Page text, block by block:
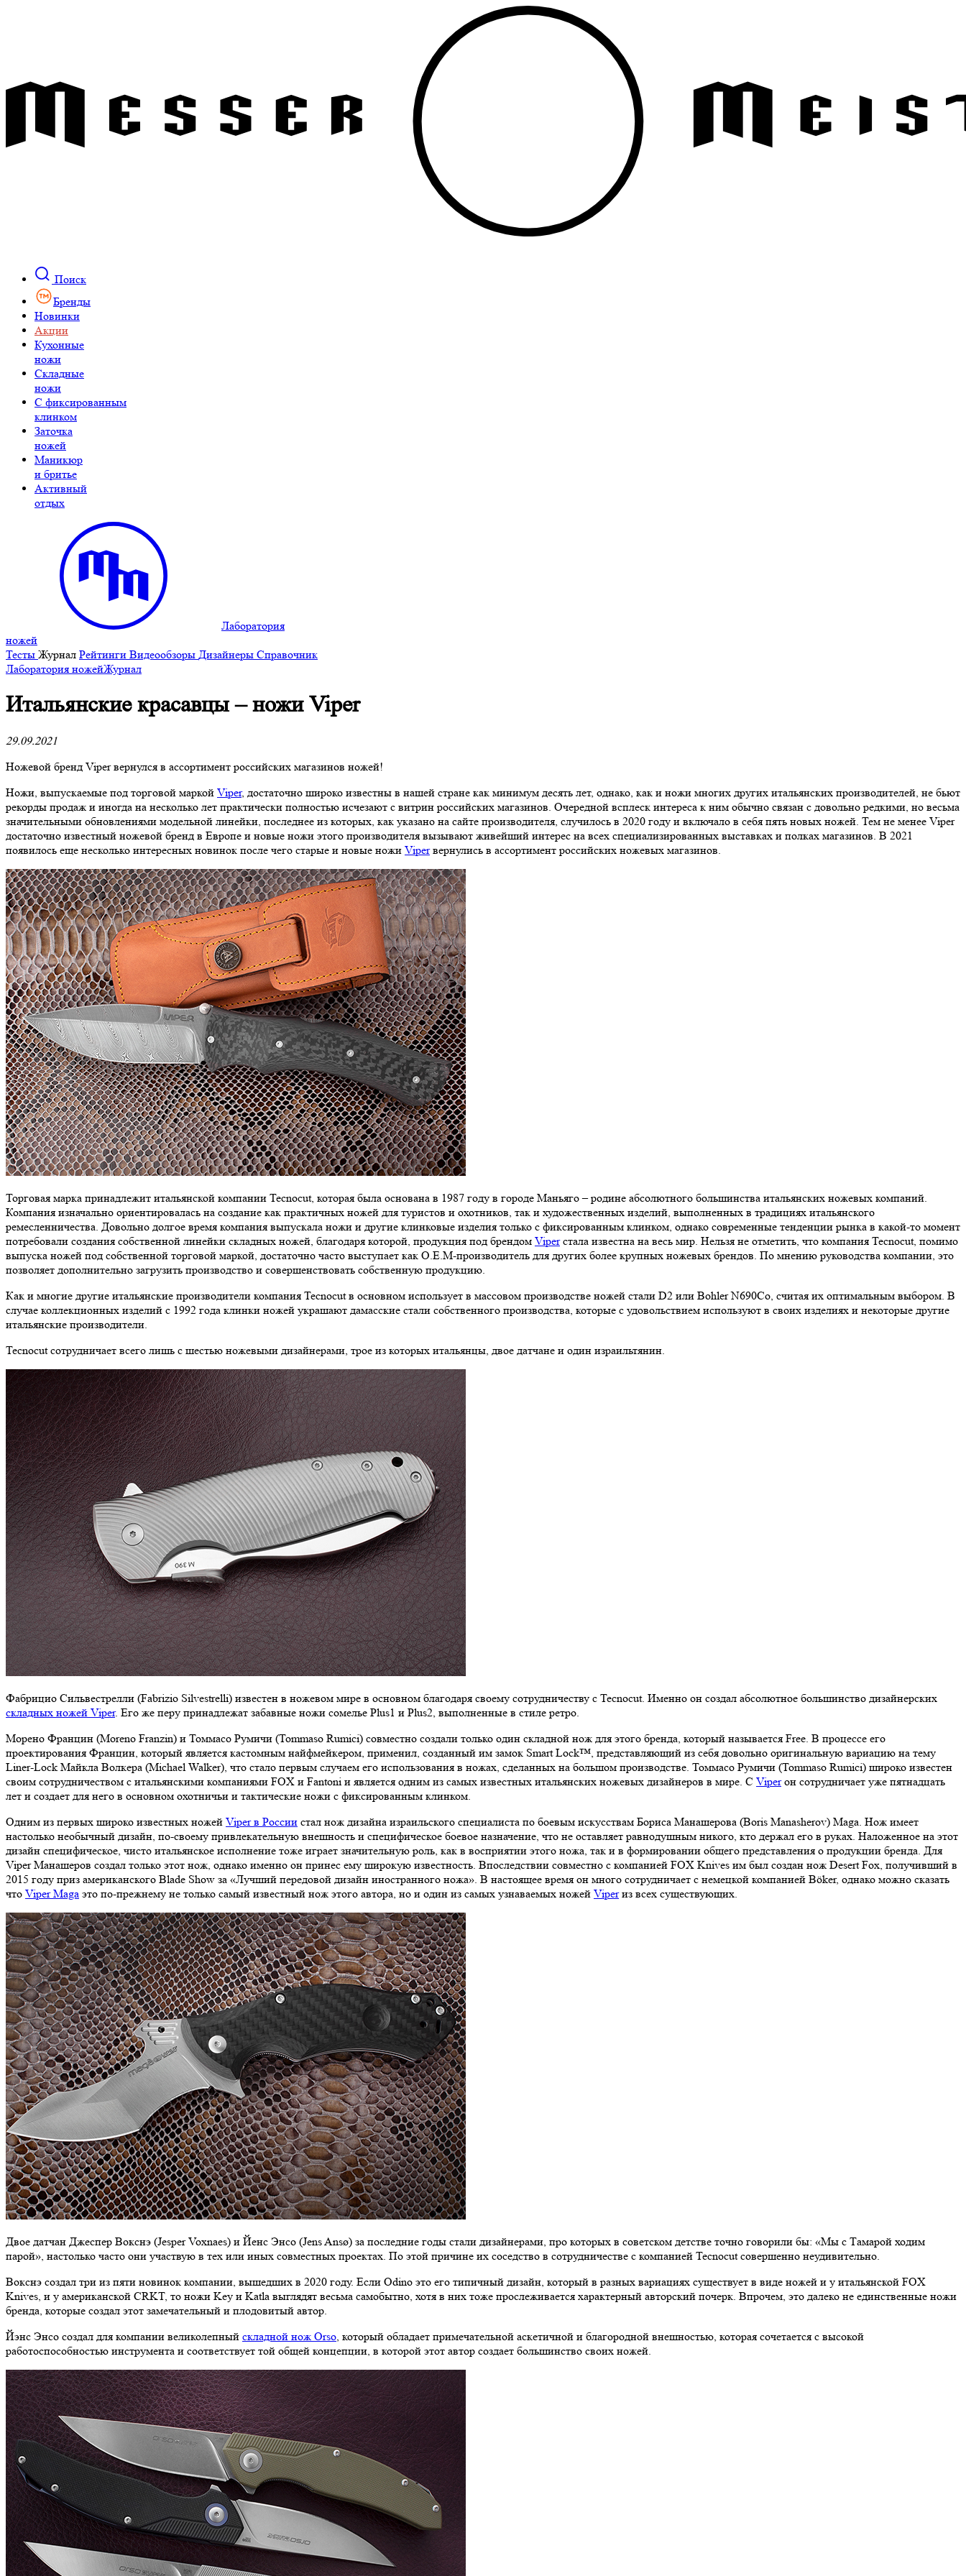
Поиск
Бренды
Новинки
Акции
Кухонные
ножи
Складные
ножи
C фиксированным
клинком
Заточка
ножей
Маникюр
и бритье
Активный
отдых
Лаборатория
ножей
Тесты Журнал Рейтинги Видеообзоры Дизайнеры Справочник
Лаборатория ножейЖурнал
​Итальянские красавцы – ножи Viper
29.09.2021
Ножевой бренд Viper вернулся в ассортимент российских магазинов ножей!
Ножи, выпускаемые под торговой маркой Viper, достаточно широко известны в нашей стране как минимум десять лет, однако, как и ножи многих других итальянских производителей, не бьют
рекорды продаж и иногда на несколько лет практически полностью исчезают с витрин российских магазинов. Очередной всплеск интереса к ним обычно связан с довольно редкими, но весьма
значительными обновлениями модельной линейки, последнее из которых, как указано на сайте производителя, случилось в 2020 году и включало в себя пять новых ножей. Тем не менее Viper
достаточно известный ножевой бренд в Европе и новые ножи этого производителя вызывают живейший интерес на всех специализированных выставках и полках магазинов. В 2021
появилось еще несколько интересных новинок после чего старые и новые ножи Viperвернулись в ассортимент российских ножевых магазинов.
Торговая марка принадлежит итальянской компании Tecnocut, которая была основана в 1987 году в городе Маньяго – родине абсолютного большинства итальянских ножевых компаний.
Компания изначально ориентировалась на создание как практичных ножей для туристов и охотников, так и художественных изделий, выполненных в традициях итальянского
ремесленничества. Довольно долгое время компания выпускала ножи и другие клинковые изделия только с фиксированным клинком, однако современные тенденции рынка в какой-то момент
потребовали создания собственной линейки складных ножей, благодаря которой, продукция под брендом Viperстала известна на весь мир. Нельзя не отметить, что компания Tecnocut, помимо
выпуска ножей под собственной торговой маркой, достаточно часто выступает как O.E.M-производитель для других более крупных ножевых брендов. По мнению руководства компании, это
позволяет дополнительно загрузить производство и совершенствовать собственную продукцию.
Как и многие другие итальянские производители компания Tecnocut в основном использует в массовом производстве ножей стали D2 или Bohler N690Co, считая их оптимальным выбором. В
случае коллекционных изделий с 1992 года клинки ножей украшают дамасские стали собственного производства, которые с удовольствием используют в своих изделиях и некоторые другие
итальянские производители.
Tecnocut сотрудничает всего лишь с шестью ножевыми дизайнерами, трое из которых итальянцы, двое датчане и один израильтянин.
Фабрицио Сильвестрелли (Fabrizio Silvestrelli) известен в ножевом мире в основном благодаря своему сотрудничеству с Tecnocut. Именно он создал абсолютное большинство дизайнерских
складных ножей Viper. Его же перу принадлежат забавные ножи сомелье Plus1 и Plus2, выполненные в стиле ретро.
Морено Францин (Moreno Franzin) и Томмасо Румичи (Tommaso Rumici) совместно создали только один складной нож для этого бренда, который называется Free. В процессе его
проектирования Францин, который является кастомным найфмейкером, применил, созданный им замок Smart Lock™, представляющий из себя довольно оригинальную вариацию на тему
Liner-Lock Майкла Волкера (Michael Walker), что стало первым случаем его использования в ножах, сделанных на большом производстве. Томмасо Румичи (Tommaso Rumici) широко известен
своим сотрудничеством с итальянскими компаниями FOX и Fantoni и является одним из самых известных итальянских ножевых дизайнеров в мире. С Viperон сотрудничает уже пятнадцать
лет и создает для него в основном охотничьи и тактические ножи с фиксированным клинком.
Одним из первых широко известных ножей Viper в России стал нож дизайна израильского специалиста по боевым искусствам Бориса Манашерова (Boris Manasherov) Maga. Нож имеет
настолько необычный дизайн, по-своему привлекательную внешность и специфическое боевое назначение, что не оставляет равнодушным никого, кто держал его в руках. Наложенное на этот
дизайн специфическое, чисто итальянское исполнение тоже играет значительную роль, как в восприятии этого ножа, так и в формировании общего представления о продукции бренда. Для
Viper Манашеров создал только этот нож, однако именно он принес ему широкую известность. Впоследствии совместно с компанией FOX Knives им был создан нож Desert Fox, получивший в
2015 году приз американского Blade Show за «Лучший передовой дизайн иностранного ножа». В настоящее время он много сотрудничает с немецкой компанией Böker, однако можно сказать
что Viper Maga это по-прежнему не только самый известный нож этого автора, но и один из самых узнаваемых ножей Viperиз всех существующих.
Двое датчан Джеспер Вокснэ (Jesper Voxnaes) и Йенс Энсо (Jens Ansø) за последние годы стали дизайнерами, про которых в советском детстве точно говорили бы: «Мы с Тамарой ходим
парой», настолько часто они участвую в тех или иных совместных проектах. По этой причине их соседство в сотрудничестве с компанией Tecnocut совершенно неудивительно.
Вокснэ создал три из пяти новинок компании, вышедших в 2020 году. Если Odino это его типичный дизайн, который в разных вариациях существует в виде ножей и у итальянской FOX
Knives, и у американской CRKT, то ножи Key и Katla выглядят весьма самобытно, хотя в них тоже прослеживается характерный авторский почерк. Впрочем, это далеко не единственные ножи
бренда, которые создал этот замечательный и плодовитый автор.
Йэнс Энсо создал для компании великолепный складной нож Orso , который обладает примечательной аскетичной и благородной внешностью, которая сочетается с высокой
работоспособностью инструмента и соответствует той общей концепции, в которой этот автор создает большинство своих ножей.